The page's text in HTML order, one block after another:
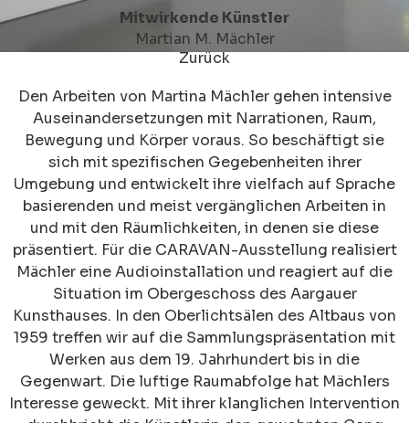
Mitwirkende Künstler
Martian M. Mächler
Zurück
Den Arbeiten von Martina Mächler gehen intensive
Auseinandersetzungen mit Narrationen, Raum,
Bewegung und Körper voraus. So beschäftigt sie
sich mit spezifischen Gegebenheiten ihrer
Umgebung und entwickelt ihre vielfach auf Sprache
basierenden und meist vergänglichen Arbeiten in
und mit den Räumlichkeiten, in denen sie diese
präsentiert. Für die CARAVAN-Ausstellung realisiert
Mächler eine Audioinstallation und reagiert auf die
Situation im Obergeschoss des Aargauer
Kunsthauses. In den Oberlichtsälen des Altbaus von
1959 treffen wir auf die Sammlungspräsentation mit
Werken aus dem 19. Jahrhundert bis in die
Gegenwart. Die luftige Raumabfolge hat Mächlers
Interesse geweckt. Mit ihrer klanglichen Intervention